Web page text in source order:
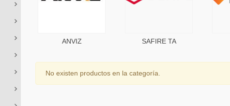
ANVIZ SAFIRE TA
No existen productos en la categoría.